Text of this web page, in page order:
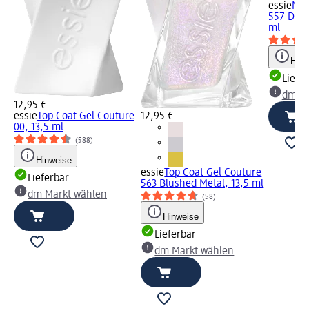
12,95 €
essie Top Coat Gel Couture
00, 13,5 ml
(588)
Hinweise
Lieferbar
dm Markt wählen
12,95 €
essie Top Coat Gel Couture
563 Blushed Metal, 13,5 ml
(58)
Hinweise
Lieferbar
dm Markt wählen
essie
557
ml
dm